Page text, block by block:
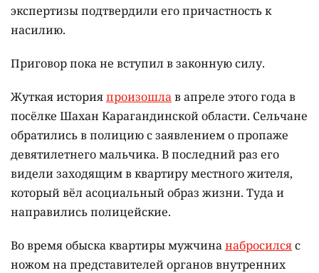
экспертизы подтвердили его причастность к
насилию.
Приговор пока не вступил в законную силу.
Жуткая историяпроизошлав апреле этого года в
посёлке Шахан Карагандинской области. Сельчане
обратились в полицию с заявлением о пропаже
девятилетнего мальчика. В последний раз его
видели заходящим в квартиру местного жителя,
который вёл асоциальный образ жизни. Туда и
направились полицейские.
Во время обыска квартиры мужчинанабросилсяс
ножом на представителей органов внутренних